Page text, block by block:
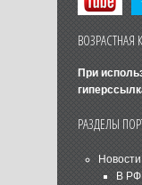
ВОЗРАСТНАЯ
При
РАЗДЕЛЫ
Новости
В